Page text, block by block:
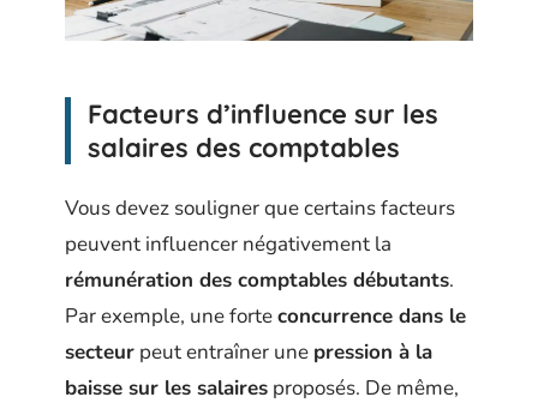
Facteurs d’influence sur les
salaires des comptables
Vous devez souligner que certains facteurs
peuvent influencer négativement la
rémunération des comptables débutants.
Par exemple, une forteconcurrence dans le
secteur peut entraîner une pression à la
baisse sur les salaires proposés. De même,